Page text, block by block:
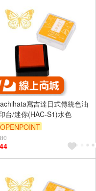
寫吉達日式傳統色油
台/迷你(HAC-S1)水色